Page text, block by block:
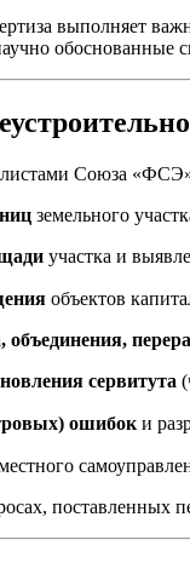
выполняет
обоснованные
Союза
земельного
участка и
объектов
объединения,
сервитута
ошибок и
поставленных